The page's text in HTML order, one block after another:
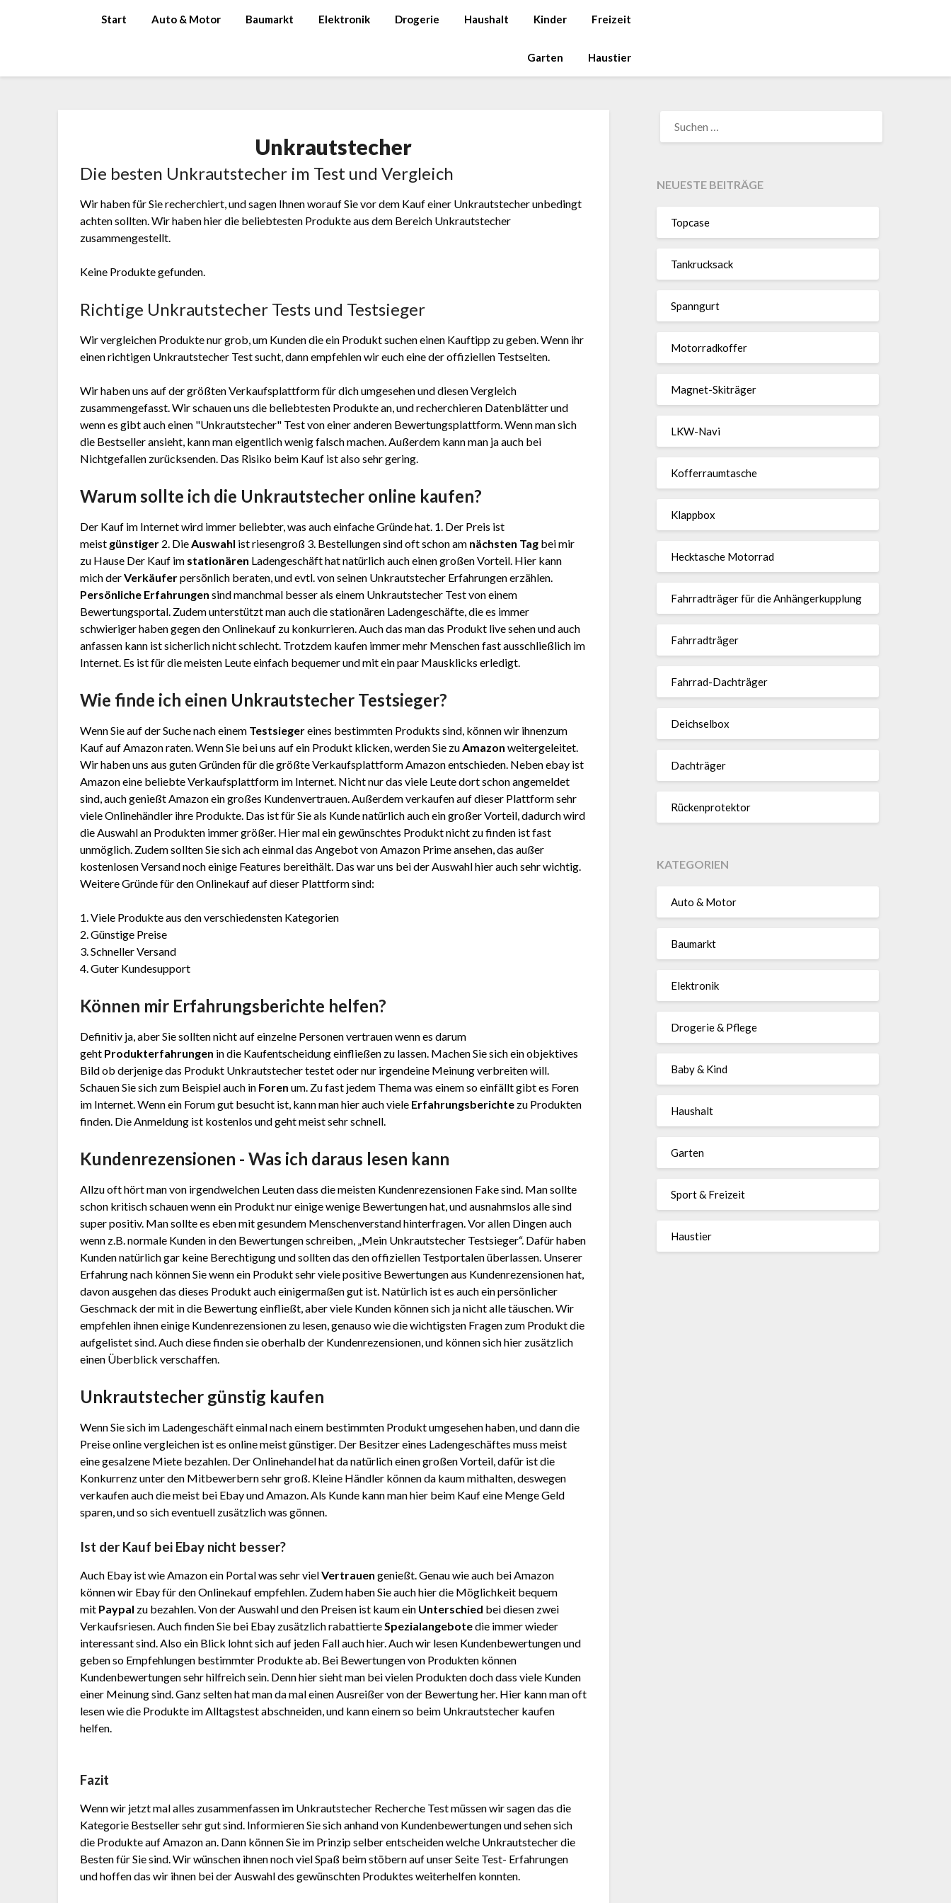
Start Auto & Motor Baumarkt Elektronik Drogerie Haushalt Kinder Freizeit
Garten Haustier
Unkrautstecher
Die besten Unkrautstecher im Test und Vergleich
Wir haben für Sie recherchiert, und sagen Ihnen worauf Sie vor dem Kauf einer Unkrautstecher unbedingt
achten sollten. Wir haben hier die beliebtesten Produkte aus dem Bereich Unkrautstecher
zusammengestellt.
Keine Produkte gefunden.
Richtige Unkrautstecher Tests und Testsieger
Wir vergleichen Produkte nur grob, um Kunden die ein Produkt suchen einen Kauftipp zu geben. Wenn ihr
einen richtigen Unkrautstecher Test sucht, dann empfehlen wir euch eine der offiziellen Testseiten.
Wir haben uns auf der größten Verkaufsplattform für dich umgesehen und diesen Vergleich
zusammengefasst. Wir schauen uns die beliebtesten Produkte an, und recherchieren Datenblätter und
wenn es gibt auch einen "Unkrautstecher" Testvon einer anderen Bewertungsplattform. Wenn man sich
die Bestseller ansieht, kann man eigentlich wenig falsch machen. Außerdem kann man ja auch bei
Nichtgefallen zurücksenden. Das Risiko beim Kauf ist also sehr gering.
Warum sollte ich die Unkrautstecher online kaufen?
Der Kauf im Internet wird immer beliebter, was auch einfache Gründe hat. 1. Der Preis ist
meist günstiger 2. DieAuswahl ist riesengroß 3. Bestellungen sind oft schon am nächsten Tag bei mir
zu Hause Der Kauf im stationären Ladengeschäft hat natürlich auch einen großen Vorteil. Hier kann
mich derVerkäuferpersönlich beraten, und evtl. von seinen Unkrautstecher Erfahrungen erzählen.
Persönliche Erfahrungen sind manchmal besser als einem Unkrautstecher Test von einem
Bewertungsportal. Zudem unterstützt man auch die stationären Ladengeschäfte, die es immer
schwieriger haben gegen den Onlinekauf zu konkurrieren. Auch das man das Produkt live sehen und auch
anfassen kann ist sicherlich nicht schlecht. Trotzdem kaufen immer mehr Menschen fast ausschließlich im
Internet. Es ist für die meisten Leute einfach bequemer und mit ein paar Mausklicks erledigt.
Wie finde ich einen Unkrautstecher Testsieger?
Wenn Sie auf der Suche nach einem Testsiegereines bestimmten Produkts sind, können wir ihnenzum
Kauf auf Amazon raten. Wenn Sie bei uns auf ein Produkt klicken, werden Sie zuAmazon weitergeleitet.
Wir haben uns aus guten Gründen für die größte Verkaufsplattform Amazon entschieden. Neben ebay ist
Amazon eine beliebte Verkaufsplattform im Internet. Nicht nur das viele Leute dort schon angemeldet
sind, auch genießt Amazon ein großes Kundenvertrauen. Außerdem verkaufen auf dieser Plattform sehr
viele Onlinehändler ihre Produkte. Das ist für Sie als Kunde natürlich auch ein großer Vorteil, dadurch wird
die Auswahl an Produkten immer größer. Hier mal ein gewünschtes Produkt nicht zu finden ist fast
unmöglich. Zudem sollten Sie sich ach einmal das Angebot von Amazon Prime ansehen, das außer
kostenlosen Versand noch einige Features bereithält. Das war uns bei der Auswahl hier auch sehr wichtig.
Weitere Gründe für den Onlinekauf auf dieser Plattform sind:
1. Viele Produkte aus den verschiedensten Kategorien
2. Günstige Preise
3. Schneller Versand
4. Guter Kundesupport
Können mir Erfahrungsberichte helfen?
Definitiv ja, aber Sie sollten nicht auf einzelne Personen vertrauen wenn es darum
geht Produkterfahrungen in die Kaufentscheidung einfließen zu lassen. Machen Sie sich ein objektives
Bild ob derjenige das Produkt Unkrautstecher testet oder nur irgendeine Meinung verbreiten will.
Schauen Sie sich zum Beispiel auch in Foren um. Zu fast jedem Thema was einem so einfällt gibt es Foren
im Internet. Wenn ein Forum gut besucht ist, kann man hier auch viele Erfahrungsberichte zu Produkten
finden. Die Anmeldung ist kostenlos und geht meist sehr schnell.
Kundenrezensionen - Was ich daraus lesen kann
Allzu oft hört man von irgendwelchen Leuten dass die meisten Kundenrezensionen Fake sind. Man sollte
schon kritisch schauen wenn ein Produkt nur einige wenige Bewertungen hat, und ausnahmslos alle sind
super positiv. Man sollte es eben mit gesundem Menschenverstand hinterfragen. Vor allen Dingen auch
wenn z.B. normale Kunden in den Bewertungen schreiben, „Mein Unkrautstecher Testsieger“. Dafür haben
Kunden natürlich gar keine Berechtigung und sollten das den offiziellen Testportalen überlassen. Unserer
Erfahrung nach können Sie wenn ein Produkt sehr viele positive Bewertungen aus Kundenrezensionen hat,
davon ausgehen das dieses Produkt auch einigermaßen gut ist. Natürlich ist es auch ein persönlicher
Geschmack der mit in die Bewertung einfließt, aber viele Kunden können sich ja nicht alle täuschen. Wir
empfehlen ihnen einige Kundenrezensionen zu lesen, genauso wie die wichtigsten Fragen zum Produkt die
aufgelistet sind. Auch diese finden sie oberhalb der Kundenrezensionen, und können sich hier zusätzlich
einen Überblick verschaffen.
Unkrautstecher günstig kaufen
Wenn Sie sich im Ladengeschäft einmal nach einem bestimmten Produkt umgesehen haben, und dann die
Preise online vergleichen ist es online meist günstiger. Der Besitzer eines Ladengeschäftes muss meist
eine gesalzene Miete bezahlen. Der Onlinehandel hat da natürlich einen großen Vorteil, dafür ist die
Konkurrenz unter den Mitbewerbern sehr groß. Kleine Händler können da kaum mithalten, deswegen
verkaufen auch die meist bei Ebay und Amazon. Als Kunde kann man hier beim Kauf eine Menge Geld
sparen, und so sich eventuell zusätzlich was gönnen.
Ist der Kauf bei Ebay nicht besser?
Auch Ebay ist wie Amazon ein Portal was sehr vielVertrauen genießt. Genau wie auch bei Amazon
können wir Ebay für den Onlinekauf empfehlen. Zudem haben Sie auch hier die Möglichkeit bequem
mit Paypal zu bezahlen. Von der Auswahl und den Preisen ist kaum ein Unterschied bei diesen zwei
Verkaufsriesen. Auch finden Sie bei Ebay zusätzlich rabattierteSpezialangebotedie immer wieder
interessant sind. Also ein Blick lohnt sich auf jeden Fall auch hier. Auch wir lesen Kundenbewertungen und
geben so Empfehlungen bestimmter Produkte ab. Bei Bewertungen von Produkten können
Kundenbewertungen sehr hilfreich sein. Denn hier sieht man bei vielen Produkten doch dass viele Kunden
einer Meinung sind. Ganz selten hat man da mal einen Ausreißer von der Bewertung her. Hier kann man oft
lesen wie die Produkte im Alltagstest abschneiden, und kann einem so beim Unkrautstecher kaufen
helfen.
Fazit
Wenn wir jetzt mal alles zusammenfassen im Unkrautstecher Recherche Test müssen wir sagen das die
Kategorie Bestseller sehr gut sind. Informieren Sie sich anhand von Kundenbewertungen und sehen sich
die Produkte auf Amazon an. Dann können Sie im Prinzip selber entscheiden welche Unkrautstecher die
Besten für Sie sind. Wir wünschen ihnen noch viel Spaß beim stöbern auf unser Seite Test- Erfahrungen
und hoffen das wir ihnen bei der Auswahl des gewünschten Produktes weiterhelfen konnten.
NACH:
NEUESTE BEITRÄGE
Topcase
Tan­kruck­sack
Spann­gurt
Motor­rad­koffer
Magnet-Ski­träger
LKW-Navi
Kof­fer­raum­ta­sche
Klappbox
Heck­ta­sche Motorrad
Fahr­rad­träger für die Anhän­ger­kup­p­lung
Fahr­rad­träger
Fahrrad-Dach­träger
Deich­selbox
Dach­träger
Rücken­pro­tektor
KATEGORIEN
Auto & Motor
Baumarkt
Elektronik
Drogerie & Pflege
Baby & Kind
Haushalt
Garten
Sport & Freizeit
Haustier